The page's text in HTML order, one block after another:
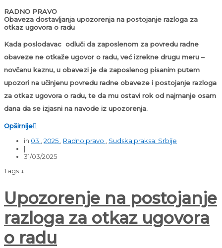
RADNO PRAVO
Obaveza dostavljanja upozorenja na postojanje razloga za
otkaz ugovora o radu
Kada poslodavac odluči da zaposlenom za povredu radne
obaveze ne otkaže ugovor o radu, već izrekne drugu meru –
novčanu kaznu, u obavezi je da zaposlenog pisanim putem
upozori na učinjenu povredu radne obaveze i postojanje razloga
za otkaz ugovora o radu, te da mu ostavi rok od najmanje osam
dana da se izjasni na navode iz upozorenja.
Opširnije
in 03 2025 Radno pravo
Sudska praksa: Srbije
|
31/03/2025
Tags ↓
Upozorenje na postojanje
razloga za otkaz ugovora
o radu